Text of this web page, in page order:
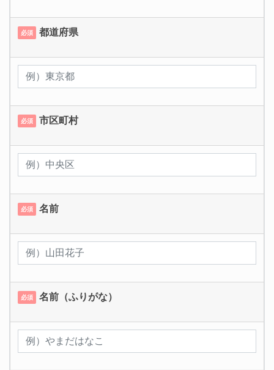
必須 都道府県
必須 市区町村
必須 名前
必須 名前（ふりがな）